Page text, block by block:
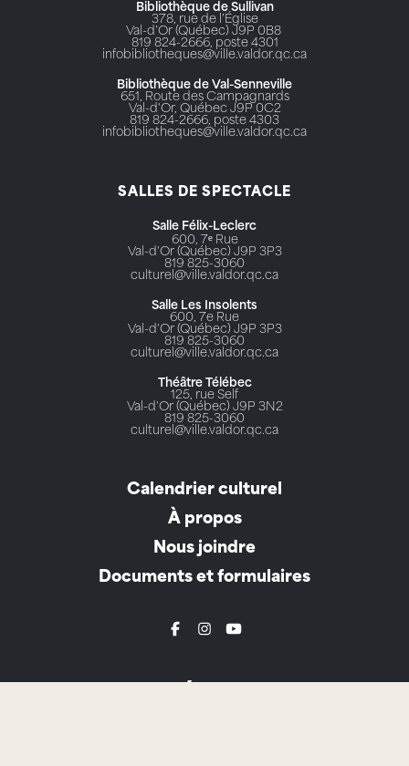
Bibliothèque de Sullivan
378, rue de l’Église
Val-d’Or (Québec) J9P 0B8
819 824-2666, poste 4301
infobibliotheques@ville.valdor.qc.ca
Bibliothèque de Val-Senneville
651, Route des Campagnards
Val-d'Or, Québec J9P 0C2
819 824-2666, poste 4303
infobibliotheques@ville.valdor.qc.ca
SALLES DE SPECTACLE
Salle Félix-Leclerc
600, 7ᵉ Rue
Val-d'Or (Québec) J9P 3P3
819 825-3060
culturel@ville.valdor.qc.ca
Salle Les Insolents
600, 7e Rue
Val-d'Or (Québec) J9P 3P3
819 825-3060
culturel@ville.valdor.qc.ca
Théâtre Télébec
125, rue Self
Val-d'Or (Québec) J9P 3N2
819 825-3060
culturel@ville.valdor.qc.ca
Calendrier culturel
À propos
Nous joindre
Documents et formulaires